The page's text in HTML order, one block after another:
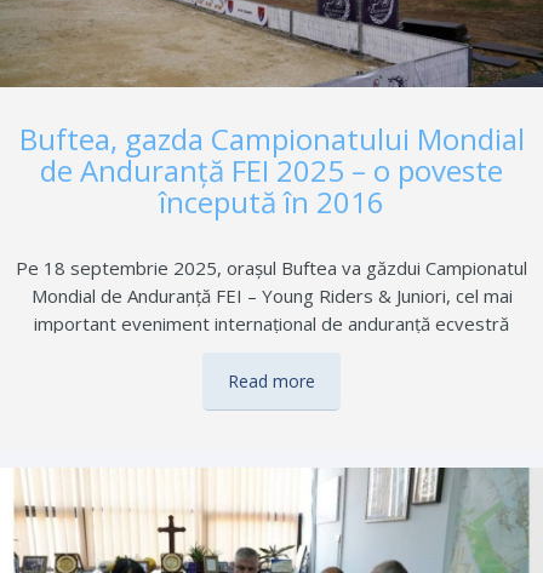
Buftea, gazda Campionatului Mondial
de Anduranță FEI 2025 – o poveste
începută în 2016
Pe 18 septembrie 2025, orașul Buftea va găzdui Campionatul
Mondial de Anduranță FEI – Young Riders & Juniori, cel mai
important eveniment internațional de anduranță ecvestră
Federația Ecvestră Română, Autoritatea Națională pentru
Sport, Consiliul Județean Ilfov, Primăria Buftea și Asociația Club
întreaga lume. Ajungerea acestui campionat în România este
rezultatul unei munci de aproape un deceniu. Încă din 2016,
primarul Gheorghe Pistol, alături de clubul local Shagya Buftea,
a susținut constant organizarea etapelor naționale și
Read more